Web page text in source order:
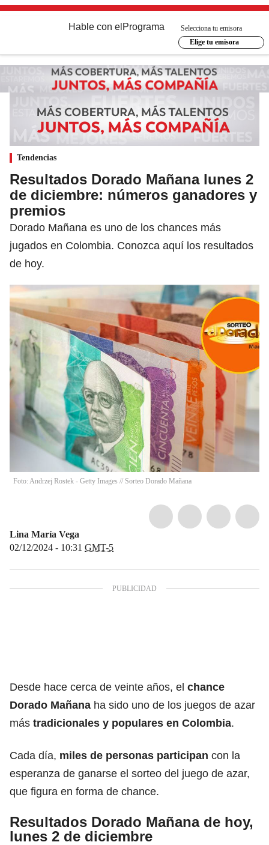
Hable con el Programa
Selecciona tu emisora
Elige tu emisora
Tendencias
Resultados Dorado Mañana lunes 2
de diciembre: números ganadores y
premios
Dorado Mañana es uno de los chances más
jugados en Colombia. Conozca aquí los resultados
de hoy.
Foto: Andrzej Rostek - Getty Images // Sorteo Dorado Mañana
Lina María Vega
02/12/2024 - 10:31 GMT-5
Desde hace cerca de veinte años, el chance
Dorado Mañana ha sido uno de los juegos de azar
más tradicionales y populares en Colombia.
Cada día, miles de personas participan con la
esperanza de ganarse el sorteo del juego de azar,
que figura en forma de chance.
Resultados Dorado Mañana de hoy,
lunes 2 de diciembre